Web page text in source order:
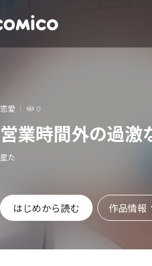
恋愛 0
営業時間外の過激
星た
はじめから読む 作品情報